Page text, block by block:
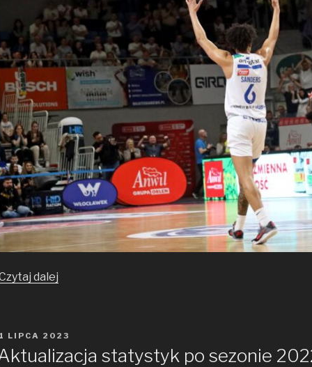
dalej
roku
OPUBLIKOWANE
1 LIPCA 2023
statystyk po sezonie